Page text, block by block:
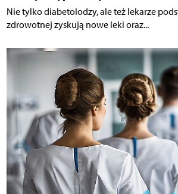
Nie tylko diabetolodzy, ale też lekarze
zdrowotnej zyskują nowe leki oraz...